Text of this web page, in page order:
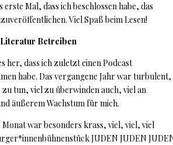
erste Mal, dass ich beschlossen habe, das
Viel Spaß beim Lesen!
Betreiben
her, dass ich zuletzt einen Podcast
habe. Das vergangene Jahr war turbulent,
zu tun, viel zu überwinden auch, viel an
äußerem Wachstum für mich.
war besonders krass, viel, viel, viel
JUDEN JUDEN